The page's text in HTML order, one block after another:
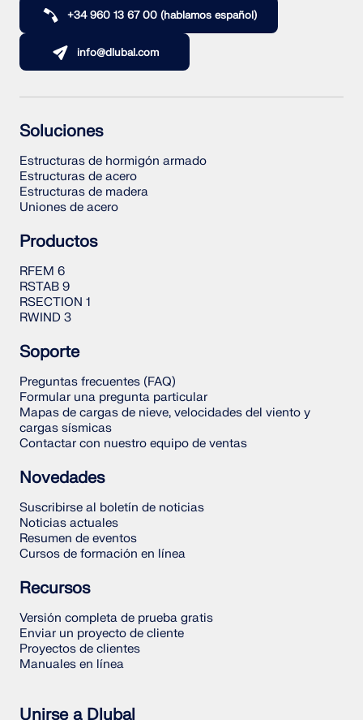
+34 960 13 67 00 (hablamos español)
info@dlubal.com
Soluciones
Estructuras de hormigón armado
Estructuras de acero
Estructuras de madera
Uniones de acero
Productos
RFEM 6
RSTAB 9
RSECTION 1
RWIND 3
Soporte
Preguntas frecuentes (FAQ)
Formular una pregunta particular
Mapas de cargas de nieve, velocidades del viento y
cargas sísmicas
Contactar con nuestro equipo de ventas
Novedades
Suscribirse al boletín de noticias
Noticias actuales
Resumen de eventos
Cursos de formación en línea
Recursos
Versión completa de prueba gratis
Enviar un proyecto de cliente
Proyectos de clientes
Manuales en línea
Unirse a Dlubal